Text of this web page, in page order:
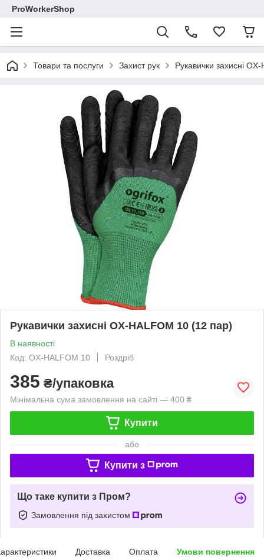
ProWorkerShop
Товари та послуги Захист рук Рукавички захисні
Рукавички захисні OX-HALFOM 10 (12 пар)
В наявності
Код: OX-HALFOM 10
Роздріб
385 ₴/упаковка
Мінімальна сума замовлення на сайті — 400 ₴
Купити
або
Купити з
Що таке купити з Пром?
Замовлення під захистом
Доставка Оплата Умови повернення